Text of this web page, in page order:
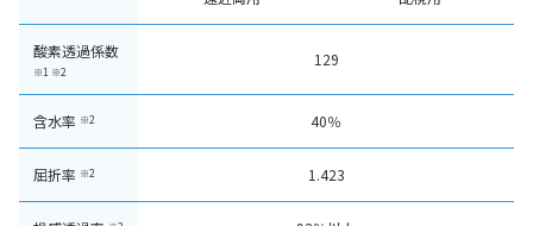
酸素透過係数
※1 ※2
129
含水率 ※2 40％
屈折率 ※2 1.423